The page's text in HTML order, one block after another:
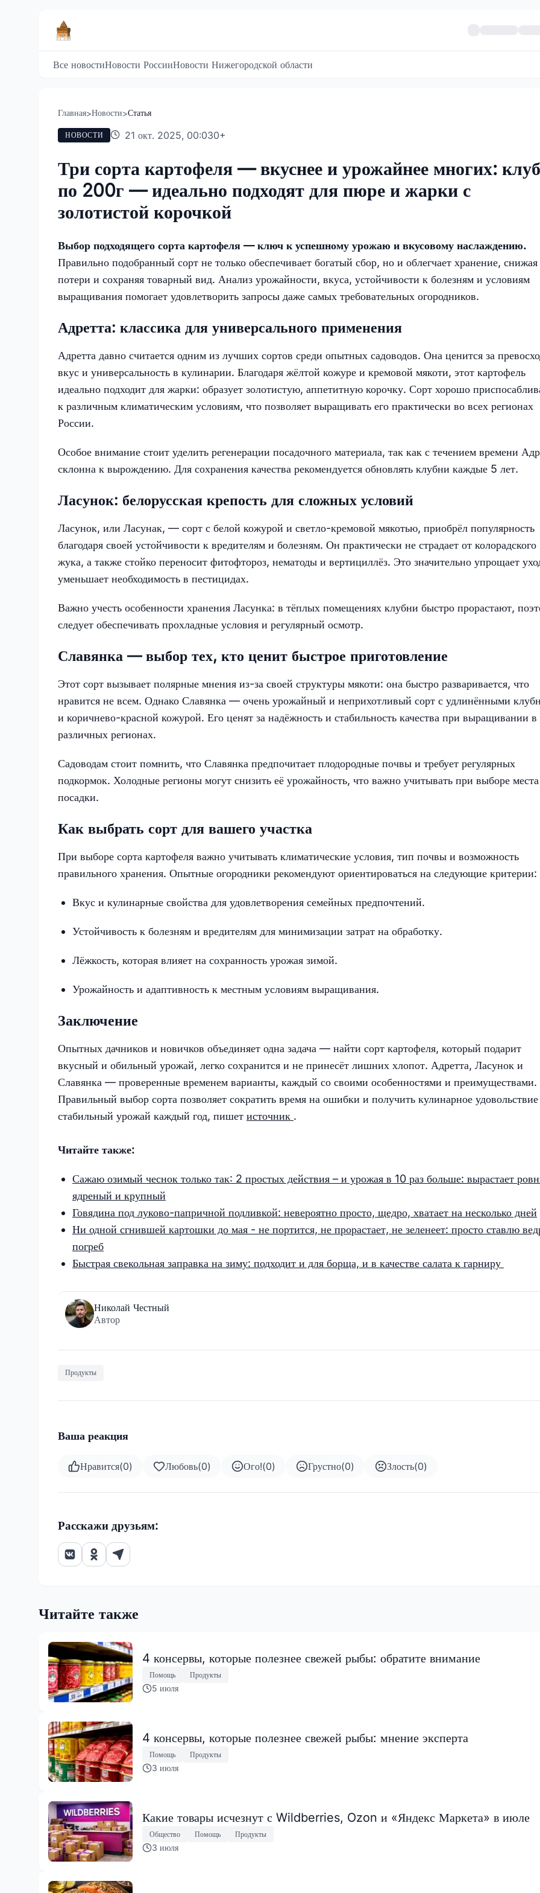
Все новостиНовости РоссииНовости Нижегородской области
Главная>Новости>Статья
НОВОСТИ 21 окт. 2025, 00:030+
Три сорта картофеля — вкуснее и урожайнее многих:
по 200г — идеально подходят для пюре и жарки с
золотистой корочкой
Выбор подходящего сорта картофеля — ключ к успешному урожаю и вкусовому наслаждению.
Правильно подобранный сорт не только обеспечивает богатый сбор, но и облегчает хранение, снижая
потери и сохраняя товарный вид. Анализ урожайности, вкуса, устойчивости к болезням и условиям
выращивания помогает удовлетворить запросы даже самых требовательных огородников.
Адретта: классика для универсального применения
Адретта давно считается одним из лучших сортов среди опытных садоводов. Она ценится за
вкус и универсальность в кулинарии. Благодаря жёлтой кожуре и кремовой мякоти, этот картофель
идеально подходит для жарки: образует золотистую, аппетитную корочку. Сорт хорошо
к различным климатическим условиям, что позволяет выращивать его практически во всех регионах
России.
Особое внимание стоит уделить регенерации посадочного материала, так как с течением времени
склонна к вырождению. Для сохранения качества рекомендуется обновлять клубни каждые 5 лет.
Ласунок: белорусская крепость для сложных условий
Ласунок, или Ласунак, — сорт с белой кожурой и светло-кремовой мякотью, приобрёл популярность
благодаря своей устойчивости к вредителям и болезням. Он практически не страдает от колорадского
жука, а также стойко переносит фитофтороз, нематоды и вертициллёз. Это значительно упрощает
уменьшает необходимость в пестицидах.
Важно учесть особенности хранения Ласунка: в тёплых помещениях клубни быстро прорастают,
следует обеспечивать прохладные условия и регулярный осмотр.
Славянка — выбор тех, кто ценит быстрое приготовление
Этот сорт вызывает полярные мнения из-за своей структуры мякоти: она быстро разваривается, что
нравится не всем. Однако Славянка — очень урожайный и неприхотливый сорт с удлинёнными
и коричнево-красной кожурой. Его ценят за надёжность и стабильность качества при выращивании в
различных регионах.
Садоводам стоит помнить, что Славянка предпочитает плодородные почвы и требует регулярных
подкормок. Холодные регионы могут снизить её урожайность, что важно учитывать при выборе места
посадки.
Как выбрать сорт для вашего участка
При выборе сорта картофеля важно учитывать климатические условия, тип почвы и возможность
правильного хранения. Опытные огородники рекомендуют ориентироваться на следующие критерии:
Вкус и кулинарные свойства для удовлетворения семейных предпочтений.
Устойчивость к болезням и вредителям для минимизации затрат на обработку.
Лёжкость, которая влияет на сохранность урожая зимой.
Урожайность и адаптивность к местным условиям выращивания.
Заключение
Опытных дачников и новичков объединяет одна задача — найти сорт картофеля, который подарит
вкусный и обильный урожай, легко сохранится и не принесёт лишних хлопот. Адретта, Ласунок и
Славянка — проверенные временем варианты, каждый со своими особенностями и преимуществами.
Правильный выбор сорта позволяет сократить время на ошибки и получить кулинарное
стабильный урожай каждый год, пишет источник .
Читайте также:
Сажаю озимый чеснок только так: 2 простых действия – и урожая в 10 раз больше: вырастает
ядреный и крупный
Говядина под луково-папричной подливкой: невероятно просто, щедро, хватает на несколько дней
Ни одной сгнившей картошки до мая - не портится, не прорастает, не зеленеет: просто ставлю
погреб
Быстрая свекольная заправка на зиму: подходит и для борща, и в качестве салата к гарниру
Николай Честный
Автор
Продукты
Ваша реакция
Нравится(0) Любовь(0) Ого!(0) Грустно(0) Злость(0)
Расскажи друзьям:
Читайте также
4 консервы, которые полезнее свежей рыбы: обратите внимание
Помощь Продукты
5 июля
4 консервы, которые полезнее свежей рыбы: мнение эксперта
Помощь Продукты
3 июля
Какие товары исчезнут с Wildberries, Ozon и «Яндекс Маркета» в июле
Общество Помощь Продукты
3 июля